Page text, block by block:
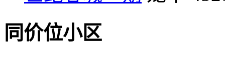
同价位小区